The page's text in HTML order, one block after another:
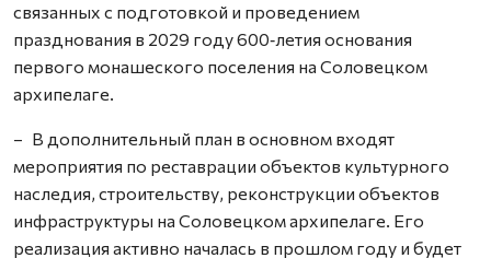
связанных с подготовкой и проведением
празднования в 2029 году 600‑летия основания
первого монашеского поселения на Соловецком
архипелаге.
– В дополнительный план в основном входят
мероприятия по реставрации объектов культурного
наследия, строительству, реконструкции объектов
инфраструктуры на Соловецком архипелаге. Его
реализация активно началась в прошлом году и будет